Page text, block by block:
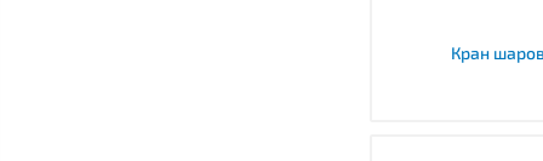
Кран